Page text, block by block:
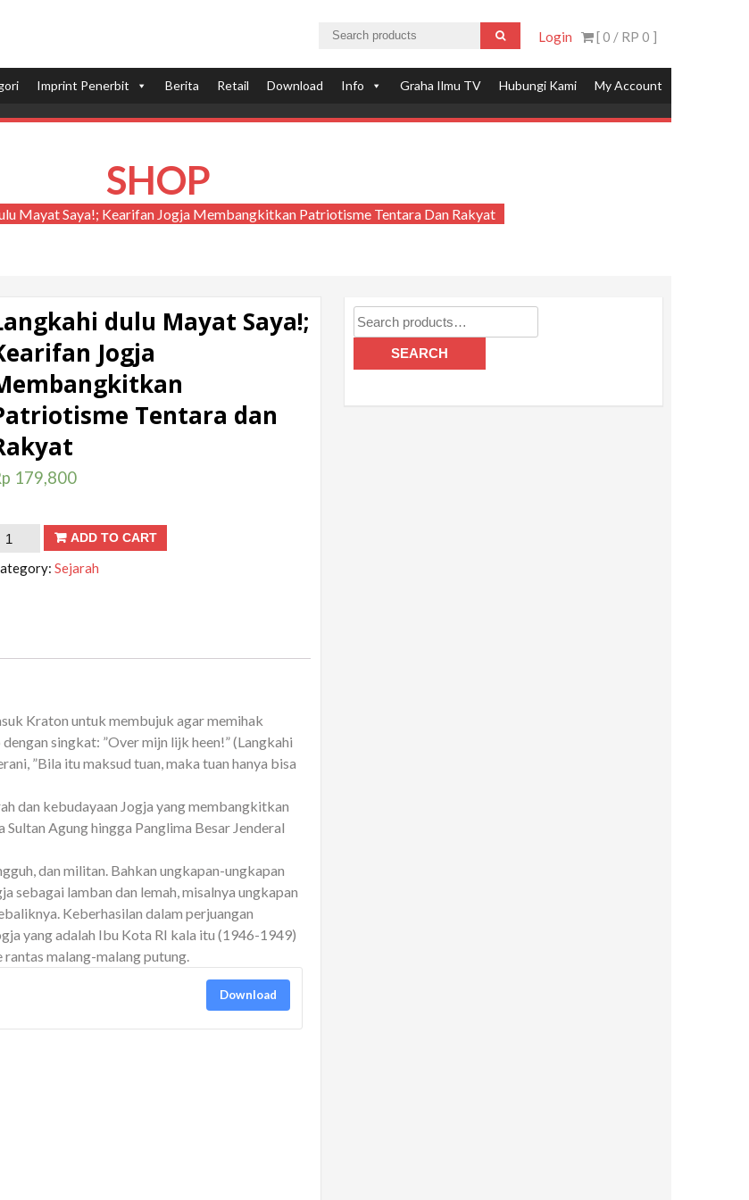
[ 0 / RP 0 ]
Login
Imprint Penerbit Berita Retail Download Info Graha Ilmu TV Hubungi Kami My Account
SHOP
Mayat Saya!; Kearifan Jogja Membangkitkan Patriotisme Tentara Dan Rakyat
dulu Mayat Saya!;
Jogja
Tentara dan
179,800
ADD TO CART
Sejarah
Kraton untuk membujuk agar memihak
singkat: ”Over mijn lijk heen!” (Langkahi
”Bila itu maksud tuan, maka tuan hanya bisa
dan kebudayaan Jogja yang membangkitkan
Agung hingga Panglima Besar Jenderal
dan militan. Bahkan ungkapan-ungkapan
sebagai lamban dan lemah, misalnya ungkapan
Keberhasilan dalam perjuangan
yang adalah Ibu Kota RI kala itu (1946-1949)
malang-malang putung.
Download
Search
for:
SEARCH